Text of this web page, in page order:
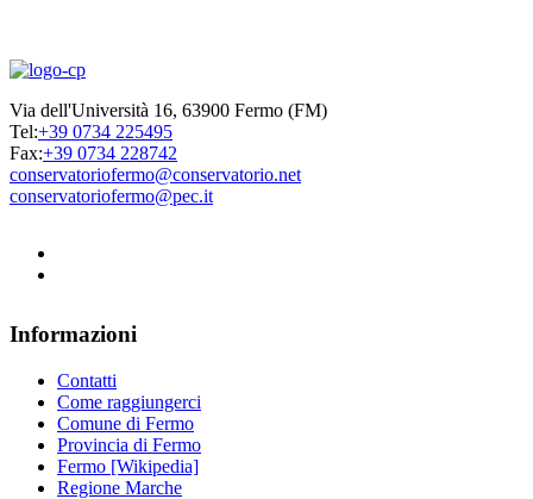
Via dell'Università 16, 63900 Fermo (FM)
Tel:+39 0734 225495
Fax:+39 0734 228742
conservatoriofermo@conservatorio.net
conservatoriofermo@pec.it
Informazioni
Contatti
Come raggiungerci
Comune di Fermo
Provincia di Fermo
Fermo [Wikipedia]
Regione Marche